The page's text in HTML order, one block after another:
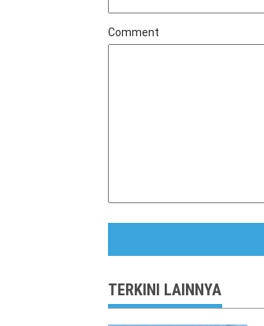
Comment
TERKINI LAINNYA